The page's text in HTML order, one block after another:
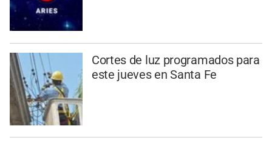
Cortes de luz programados para
este jueves en Santa Fe